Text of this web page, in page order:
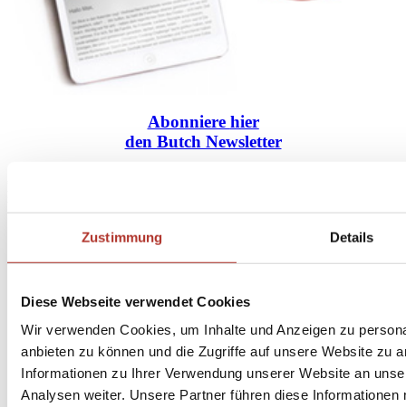
Zustimmung Details
Diese Webseite verwendet Cookies
Wir verwenden Cookies, um Inhalte und Anzeigen zu
anbieten zu können und die Zugriffe auf unsere Website zu
Informationen zu Ihrer Verwendung unserer Website an
Analysen weiter. Unsere Partner führen diese
Abonniere hier
den Butch Newsletter